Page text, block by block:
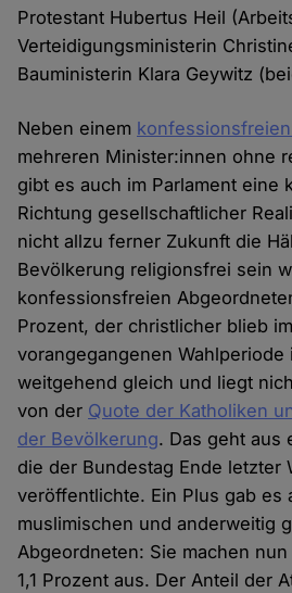
Protestant Hubertus Heil
Verteidigungsministerin
Bauministerin Klara Geywitz
Neben einem
mehreren Minister:innen ohne
gibt es auch im Parlament eine
Richtung gesellschaftlicher
nicht allzu ferner Zukunft die
Bevölkerung religionsfrei sein
konfessionsfreien
Prozent, der christlicher blieb
vorangegangenen Wahlperiode
weitgehend gleich und liegt
von der Quote der Katholiken
der Bevölkerung. Das geht aus
die der Bundestag Ende letzter
veröffentlichte. Ein Plus gab es
muslimischen und anderweitig
Abgeordneten: Sie machen
1,1 Prozent aus. Der Anteil der